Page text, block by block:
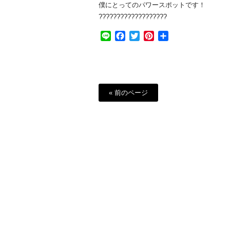
僕にとってのパワースポットです！
???????????????????
Line Facebook
TwitterPinterest
« 前のページ